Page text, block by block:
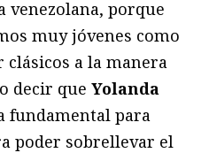
venezolana, porque
muy jóvenes como
clásicos a la manera
decir que Yolanda
fundamental para
poder sobrellevar el